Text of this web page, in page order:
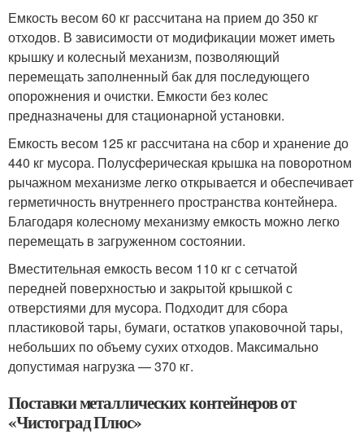
Емкость весом 60 кг рассчитана на прием до 350 кг
отходов. В зависимости от модификации может иметь
крышку и колесный механизм, позволяющий
перемещать заполненный бак для последующего
опорожнения и очистки. Емкости без колес
предназначены для стационарной установки.
Емкость весом 125 кг рассчитана на сбор и хранение до
440 кг мусора. Полусферическая крышка на поворотном
рычажном механизме легко открывается и обеспечивает
герметичность внутреннего пространства контейнера.
Благодаря колесному механизму емкость можно легко
перемещать в загруженном состоянии.
Вместительная емкость весом 110 кг с сетчатой
передней поверхностью и закрытой крышкой с
отверстиями для мусора. Подходит для сбора
пластиковой тары, бумаги, остатков упаковочной тары,
небольших по объему сухих отходов. Максимально
допустимая нагрузка — 370 кг.
Поставки металлических контейнеров от
«Чистоград Плюс»